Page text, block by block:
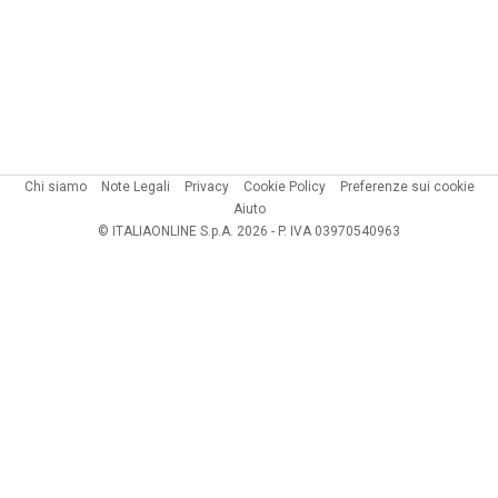
Chi siamo Note Legali Privacy Cookie Policy
Preferenze sui cookie
Aiuto
© ITALIAONLINE S.p.A. 2026 - P. IVA 03970540963